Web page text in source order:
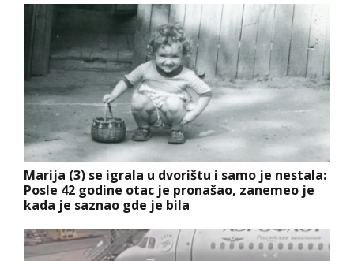
Marija (3) se igrala u dvorištu i samo je nestala:
Posle 42 godine otac je pronašao, zanemeo je
kada je saznao gde je bila